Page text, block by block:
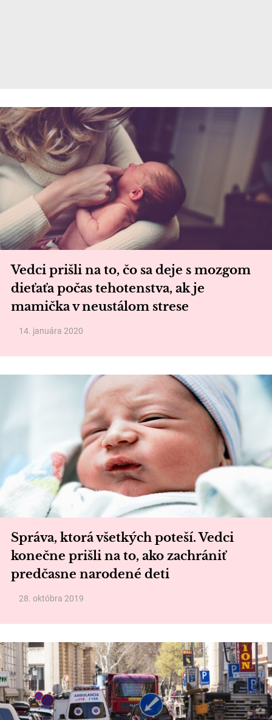
Vedci prišli na to, čo sa deje s mozgom
dieťaťa počas tehotenstva, ak je
mamička v neustálom strese
14. januára 2020
Správa, ktorá všetkých poteší. Vedci
konečne prišli na to, ako zachrániť
predčasne narodené deti
28. októbra 2019